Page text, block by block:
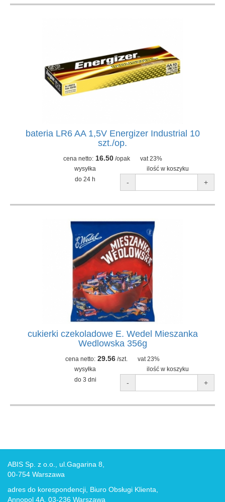
bateria LR6 AA 1,5V Energizer Industrial 10
szt./op.
cena netto: 16.50/opak
vat 23%
wysyłka
ilość w koszyku
do 24 h
- +
cukierki czekoladowe E. Wedel Mieszanka
Wedlowska 356g
cena netto: 29.56 /szt.
vat 23%
wysyłka
ilość w koszyku
do 3 dni
- +
ABIS Sp. z o.o., ul.Gagarina 8,
00-754 Warszawa
adres do korespondencji, Biuro Obsługi Klienta,
Annopol 4A, 03-236 Warszawa